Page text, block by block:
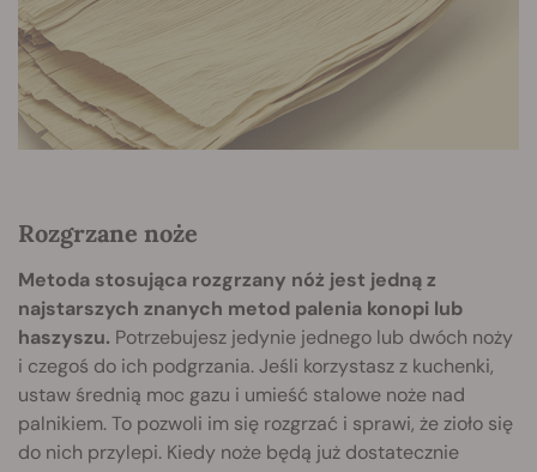
Rozgrzane noże
Metoda stosująca rozgrzany nóż jest jedną z
najstarszych znanych metod palenia konopi lub
haszyszu. Potrzebujesz jedynie jednego lub dwóch noży
i czegoś do ich podgrzania. Jeśli korzystasz z kuchenki,
ustaw średnią moc gazu i umieść stalowe noże nad
palnikiem. To pozwoli im się rozgrzać i sprawi, że zioło się
do nich przylepi. Kiedy noże będą już dostatecznie